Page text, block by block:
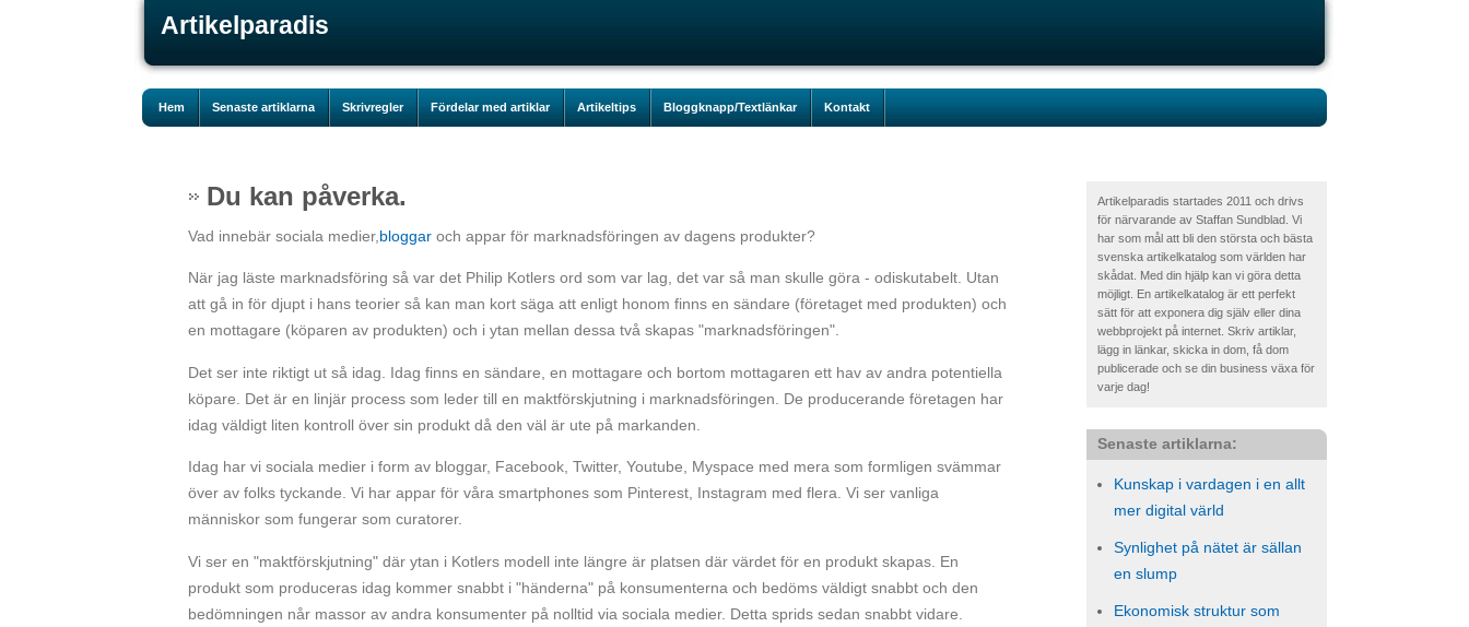
Artikelparadis
Hem Senaste artiklarna Skrivregler Fördelar med artiklar Artikeltips Bloggknapp/Textlänkar Kontakt
Artikelparadis startades 2011 och drivs
för närvarande av Staffan Sundblad. Vi
har som mål att bli den största och bästa
svenska artikelkatalog som världen har
skådat. Med din hjälp kan vi göra detta
möjligt. En artikelkatalog är ett perfekt
sätt för att exponera dig själv eller dina
webbprojekt på internet. Skriv artiklar,
lägg in länkar, skicka in dom, få dom
publicerade och se din business växa för
varje dag!
Senaste artiklarna:
Kunskap i vardagen i en allt
mer digital värld
Synlighet på nätet är sällan
en slump
Ekonomisk struktur som
Du kan påverka.
Vad innebär sociala medier, bloggar och appar för marknadsföringen av dagens produkter?
När jag läste marknadsföring så var det Philip Kotlers ord som var lag, det var så man skulle göra - odiskutabelt. Utan
att gå in för djupt i hans teorier så kan man kort säga att enligt honom finns en sändare (företaget med produkten) och
en mottagare (köparen av produkten) och i ytan mellan dessa två skapas "marknadsföringen".
Det ser inte riktigt ut så idag. Idag finns en sändare, en mottagare och bortom mottagaren ett hav av andra potentiella
köpare. Det är en linjär process som leder till en maktförskjutning i marknadsföringen. De producerande företagen har
idag väldigt liten kontroll över sin produkt då den väl är ute på markanden.
Idag har vi sociala medier i form av bloggar, Facebook, Twitter, Youtube, Myspace med mera som formligen svämmar
över av folks tyckande. Vi har appar för våra smartphones som Pinterest, Instagram med flera. Vi ser vanliga
människor som fungerar som curatorer.
Vi ser en "maktförskjutning" där ytan i Kotlers modell inte längre är platsen där värdet för en produkt skapas. En
produkt som produceras idag kommer snabbt i "händerna" på konsumenterna och bedöms väldigt snabbt och den
bedömningen når massor av andra konsumenter på nolltid via sociala medier. Detta sprids sedan snabbt vidare.